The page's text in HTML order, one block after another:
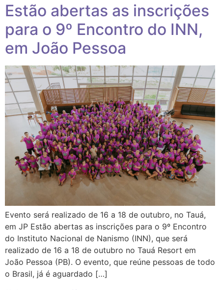
Estão abertas as inscrições
para o 9º Encontro do INN,
em João Pessoa
Evento será realizado de 16 a 18 de outubro, no Tauá,
em JP Estão abertas as inscrições para o 9º Encontro
do Instituto Nacional de Nanismo (INN), que será
realizado de 16 a 18 de outubro no Tauá Resort em
João Pessoa (PB). O evento, que reúne pessoas de todo
o Brasil, já é aguardado […]